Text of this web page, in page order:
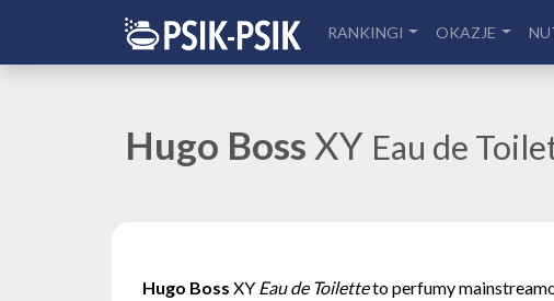
RANKINGI OKAZJE
Hugo Boss XY Eau de
Hugo Boss XY Eau de Toiletteto perfumy